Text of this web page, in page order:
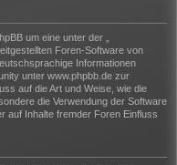
um eine unter der „
Foren-Software von
Informationen
unter www.phpbb.de zur
auf die Art und Weise, wie die
die Verwendung der Software
auf Inhalte fremder Foren Einfluss